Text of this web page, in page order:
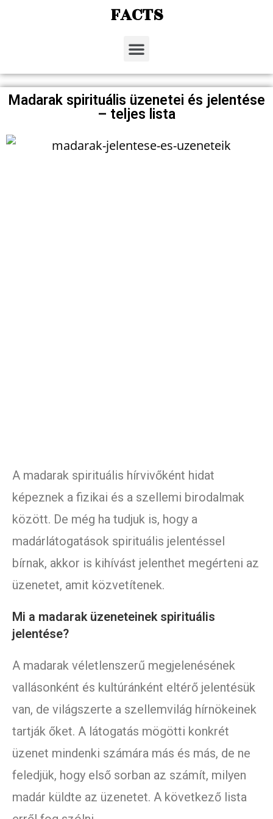
FACTS
Madarak spirituális üzenetei és jelentése
– teljes lista
A madarak spirituális hírvivőként hidat
képeznek a fizikai és a szellemi birodalmak
között. De még ha tudjuk is, hogy a
madárlátogatások spirituális jelentéssel
bírnak, akkor is kihívást jelenthet megérteni az
üzenetet, amit közvetítenek.
Mi a madarak üzeneteinek spirituális
jelentése?
A madarak véletlenszerű megjelenésének
vallásonként és kultúránként eltérő jelentésük
van, de világszerte a szellemvilág hírnökeinek
tartják őket. A látogatás mögötti konkrét
üzenet mindenki számára más és más, de ne
feledjük, hogy első sorban az számít, milyen
madár küldte az üzenetet. A következő lista